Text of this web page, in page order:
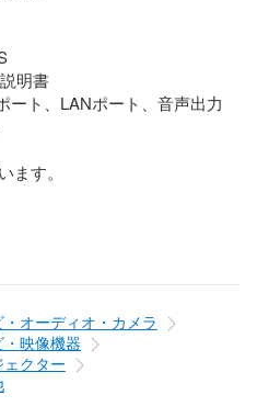
明書
ート、LANポート、音声出力
ます。
・オーディオ・カメラ
・映像機器
ェクター